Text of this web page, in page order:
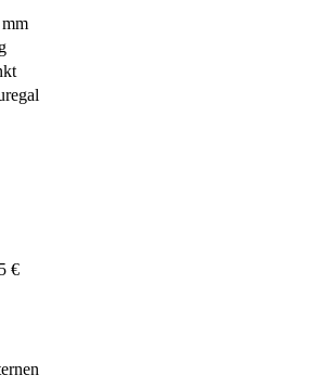
€